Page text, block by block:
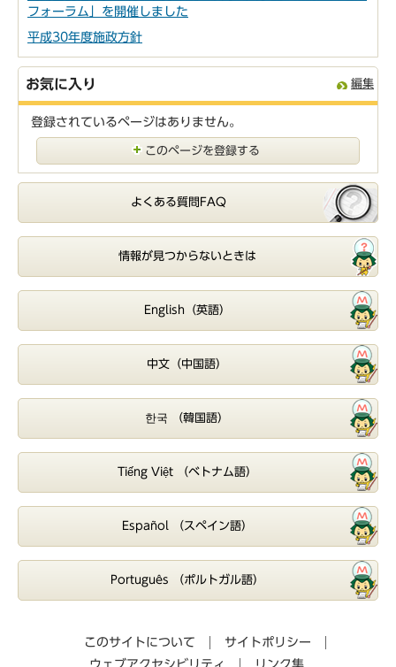
フォーラム」を開催しました
平成30年度施政方針
お気に入り 編集
登録されているページはありません。
このページを登録する
よくある質問FAQ
情報が見つからないときは
English（英語）
中文（中国語）
한국 （韓国語）
Tiếng Việt （ベトナム語）
Español （スペイン語）
Português （ポルトガル語）
このサイトについて
サイトポリシー
ウェブアクセシビリティ
リンク集